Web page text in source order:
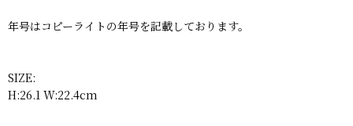
年号はコピーライトの年号を記載しております。
SIZE:
H:26.1 W:22.4cm